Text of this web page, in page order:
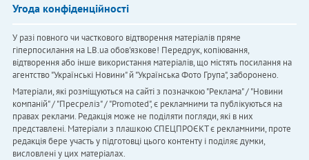
Угода конфіденційності
У разі повного чи часткового відтворення матеріалів пряме
гіперпосилання на LB.ua обов'язкове! Передрук, копіювання,
відтворення або інше використання матеріалів, що містять посилання на
агентство "Українськi Новини" й "Українська Фото Група", заборонено.
Матеріали, які розміщуються на сайті з позначкою "Реклама" / "Новини
компаній" / "Пресреліз" / "Promoted", є рекламними та публікуються на
правах реклами. Редакція може не поділяти погляди, які в них
представлені. Матеріали з плашкою СПЕЦПРОЄКТ є рекламними, проте
редакція бере участь у підготовці цього контенту і поділяє думки,
висловлені у цих матеріалах.